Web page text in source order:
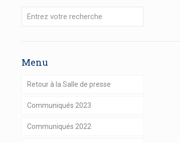
Menu
Retour à la Salle de presse
Communiqués 2023
Communiqués 2022